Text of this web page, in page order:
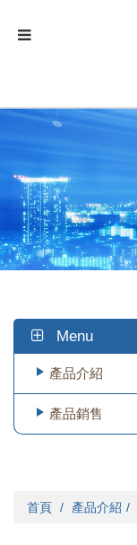
Menu
產品介紹
產品銷售
首頁 產品介紹